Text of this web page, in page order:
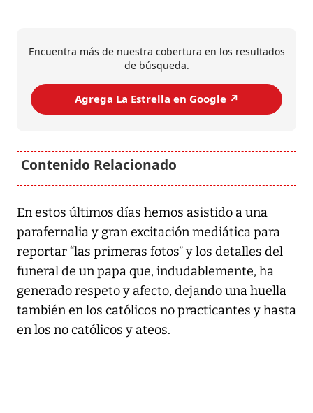
Encuentra más de nuestra cobertura en los resultados
de búsqueda.
Agrega La Estrella en Google ↗️
En estos últimos días hemos asistido a una
parafernalia y gran excitación mediática para
reportar “las primeras fotos” y los detalles del
funeral de un papa que, indudablemente, ha
generado respeto y afecto, dejando una huella
también en los católicos no practicantes y hasta
en los no católicos y ateos.